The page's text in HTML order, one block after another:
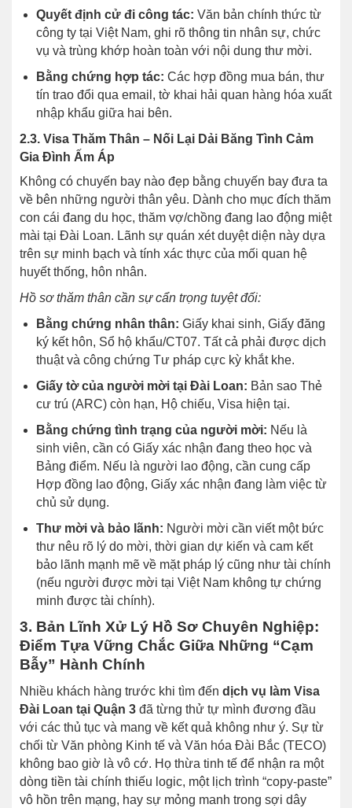
Quyết định cử đi công tác: Văn bản chính thức từ
công ty tại Việt Nam, ghi rõ thông tin nhân sự, chức
vụ và trùng khớp hoàn toàn với nội dung thư mời.
Bằng chứng hợp tác: Các hợp đồng mua bán, thư
tín trao đổi qua email, tờ khai hải quan hàng hóa xuất
nhập khẩu giữa hai bên.
2.3. Visa Thăm Thân – Nối Lại Dải Băng Tình Cảm
Gia Đình Ấm Áp
Không có chuyến bay nào đẹp bằng chuyến bay đưa ta
về bên những người thân yêu. Dành cho mục đích thăm
con cái đang du học, thăm vợ/chồng đang lao động miệt
mài tại Đài Loan. Lãnh sự quán xét duyệt diện này dựa
trên sự minh bạch và tính xác thực của mối quan hệ
huyết thống, hôn nhân.
Hồ sơ thăm thân cần sự cẩn trọng tuyệt đối:
Bằng chứng nhân thân: Giấy khai sinh, Giấy đăng
ký kết hôn, Sổ hộ khẩu/CT07. Tất cả phải được dịch
thuật và công chứng Tư pháp cực kỳ khắt khe.
Giấy tờ của người mời tại Đài Loan: Bản sao Thẻ
cư trú (ARC) còn hạn, Hộ chiếu, Visa hiện tại.
Bằng chứng tình trạng của người mời: Nếu là
sinh viên, cần có Giấy xác nhận đang theo học và
Bảng điểm. Nếu là người lao động, cần cung cấp
Hợp đồng lao động, Giấy xác nhận đang làm việc từ
chủ sử dụng.
Thư mời và bảo lãnh: Người mời cần viết một bức
thư nêu rõ lý do mời, thời gian dự kiến và cam kết
bảo lãnh mạnh mẽ về mặt pháp lý cũng như tài chính
(nếu người được mời tại Việt Nam không tự chứng
minh được tài chính).
3. Bản Lĩnh Xử Lý Hồ Sơ Chuyên Nghiệp:
Điểm Tựa Vững Chắc Giữa Những “Cạm
Bẫy” Hành Chính
Nhiều khách hàng trước khi tìm đến dịch vụ làm Visa
Đài Loan tại Quận 3 đã từng thử tự mình đương đầu
với các thủ tục và mang về kết quả không như ý. Sự từ
chối từ Văn phòng Kinh tế và Văn hóa Đài Bắc (TECO)
không bao giờ là vô cớ. Họ thừa tinh tế để nhận ra một
dòng tiền tài chính thiếu logic, một lịch trình “copy-paste”
vô hồn trên mạng, hay sự mỏng manh trong sợi dây